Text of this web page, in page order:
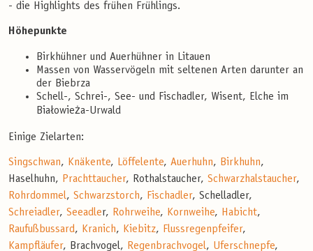
- die Highlights des frühen Frühlings.
Höhepunkte
Birkhühner und Auerhühner in Litauen
Massen von Wasservögeln mit seltenen Arten darunter an
der Biebrza
Schell-, Schrei-, See- und Fischadler, Wisent, Elche im
Białowieża-Urwald
Einige Zielarten:
Singschwan, Knäkente, Löffelente, Auerhuhn, Birkhuhn,
Haselhuhn, Prachttaucher, Rothalstaucher, Schwarzhalstaucher,
Rohrdommel, Schwarzstorch, Fischadler, Schelladler,
Schreiadler, Seeadler, Rohrweihe, Kornweihe, Habicht,
Raufußbussard, Kranich, Kiebitz, Flussregenpfeifer,
Kampfläufer, Brachvogel, Regenbrachvogel, Uferschnepfe,